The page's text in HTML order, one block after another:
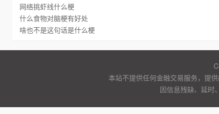
网络挑虾线什么梗
什么食物对脑梗有好处
啥也不是这句话是什么梗
本站不提供任何金融交易服务，提
因信息残缺、延时